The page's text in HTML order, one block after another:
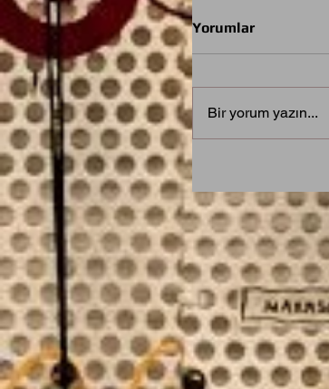
Yorumlar
Bir yorum yazın...